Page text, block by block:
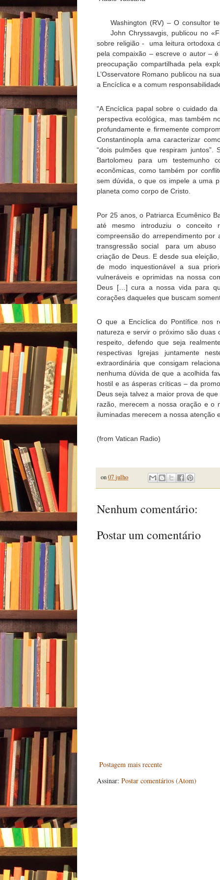
Washington (RV) – O consultor
John Chryssavgis, publicou no
sobre religião - uma leitura ortodoxa
pela compaixão – escreve o autor –
preocupação compartilhada pela
L’Osservatore Romano publicou na
a Encíclica e a comum
“A Encíclica papal sobre o cuidado
perspectiva ecológica, mas também
profundamente e firmemente
Constantinopla ama caracterizar
“dois pulmões que respiram
Bartolomeu para um testemunho
econômicas, como também por
sem dúvida, o que os impele a uma
planeta como corpo de Cristo.
Por 25 anos, o Patriarca Ecumênico
até mesmo introduziu o conceito
compreensão do arrependimento
transgressão social para um abuso
criação de Deus. E desde sua
de modo inquestionável a sua
vulneráveis e oprimidas na nossa
Deus […] cura a nossa vida para
corações daqueles que buscam
O que a Encíclica do Pontífice nos
natureza e servir o próximo são duas
respeito, defendo que seja
respectivas Igrejas juntamente
extraordinária que consigam
nenhuma dúvida de que a acolhida
hostil e as ásperas críticas – da
Deus seja talvez a maior prova de
razão, merecem a nossa oração e o
iluminadas merecem a nossa atenção
(from Vatican Radio)
on07 julho
Nenhum comentário:
Postar um comentário
Postagem mais recente
Assinar: Postar comentários (Atom)